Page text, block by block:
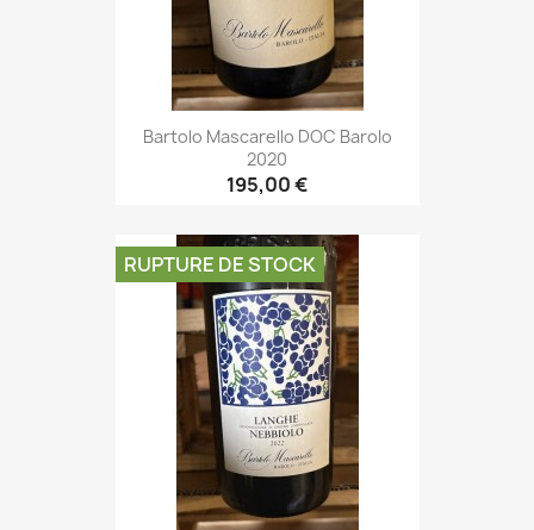
Bartolo Mascarello DOC Barolo
2020
195,00 €
RUPTURE DE STOCK